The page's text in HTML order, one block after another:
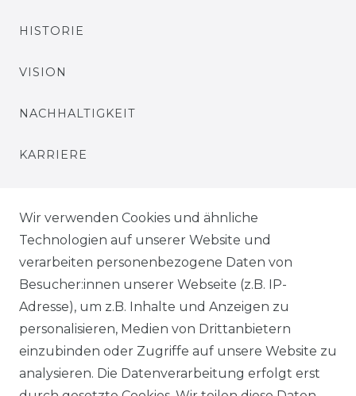
HISTORIE
VISION
NACHHALTIGKEIT
KARRIERE
BLOG
VORTEILE
☛ TOP Marken – TOP Qualität
Wir verwenden Cookies und ähnliche
Technologien auf unserer Website und
verarbeiten personenbezogene Daten von
Besucher:innen unserer Webseite (z.B. IP-
Adresse), um z.B. Inhalte und Anzeigen zu
personalisieren, Medien von Drittanbietern
einzubinden oder Zugriffe auf unsere Website zu
analysieren. Die Datenverarbeitung erfolgt erst